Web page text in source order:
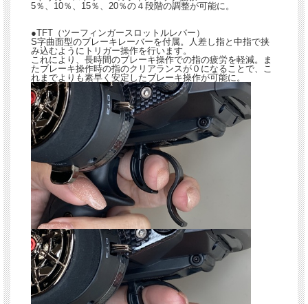
5％、10％、15％、20％の４段階の調整が可能に。
●TFT（ツーフィンガースロットルレバー）
S字曲面型のブレーキレーバーを付属。人差し指と中指で挟
み込むようにトリガー操作を行います。
これにより、長時間のブレーキ操作での指の疲労を軽減。ま
たブレーキ操作時の指のクリアランスが０になることで、こ
れまでよりも素早く安定したブレーキ操作が可能に。